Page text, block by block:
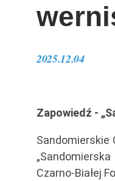
2025.12.04
Zapowiedź -
Sandomierskie
Czarno-Białej